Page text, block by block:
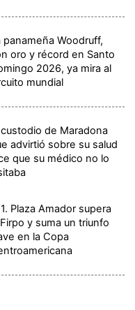
panameña Woodruff,
oro y récord en Santo
2026, ya mira al
mundial
custodio de Maradona
advirtió sobre su salud
que su médico no lo
Plaza Amador supera
y suma un triunfo
en la Copa